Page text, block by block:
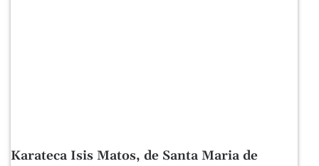
Karateca Isis Matos, de Santa Maria de